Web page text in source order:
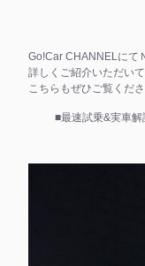
Go!Car CHANNELにて
詳しくご紹介いただいて
こちらもぜひご覧くだ
■最速試乗&実車